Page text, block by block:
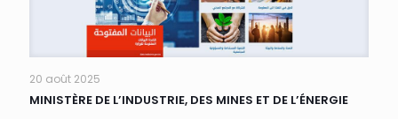
20 août 2025
MINISTÈRE DE L’INDUSTRIE, DES MINES ET DE L’ÉNERGIE